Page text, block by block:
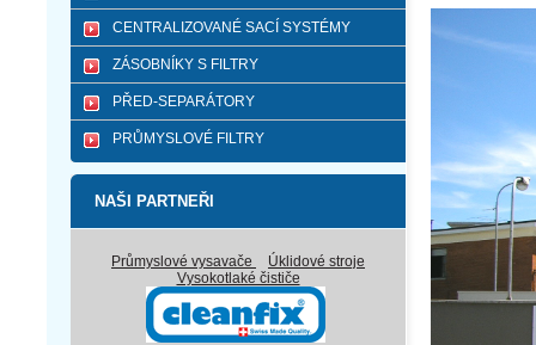
CENTRALIZOVANÉ SACÍ SYSTÉMY
ZÁSOBNÍKY S FILTRY
PŘED-SEPARÁTORY
PRŮMYSLOVÉ FILTRY
NAŠI PARTNEŘI
Průmyslové vysavače
Úklidové stroje
Vysokotlaké čističe